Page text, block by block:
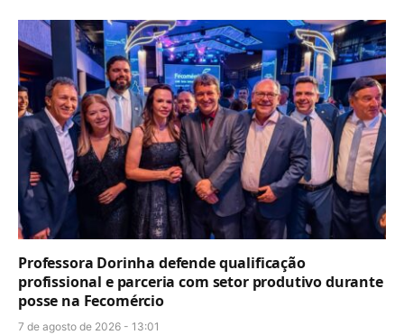
Professora Dorinha defende qualificação
profissional e parceria com setor produtivo durante
posse na Fecomércio
7 de agosto de 2026 - 13:01